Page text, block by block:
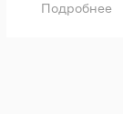
Подробнее